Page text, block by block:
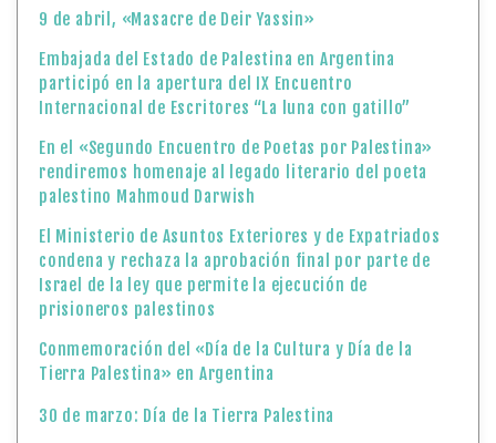
9 de abril, «Masacre de Deir Yassin»
Embajada del Estado de Palestina en Argentina
participó en la apertura del IX Encuentro
Internacional de Escritores “La luna con gatillo”
En el «Segundo Encuentro de Poetas por Palestina»
rendiremos homenaje al legado literario del poeta
palestino Mahmoud Darwish
El Ministerio de Asuntos Exteriores y de Expatriados
condena y rechaza la aprobación final por parte de
Israel de la ley que permite la ejecución de
prisioneros palestinos
Conmemoración del «Día de la Cultura y Día de la
Tierra Palestina» en Argentina
30 de marzo: Día de la Tierra Palestina